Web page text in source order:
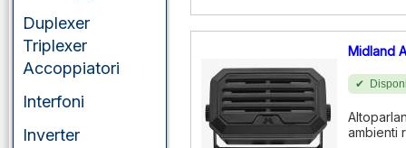
Duplexer
Triplexer
Accoppiatori
Interfoni
Inverter
Midland
ambienti